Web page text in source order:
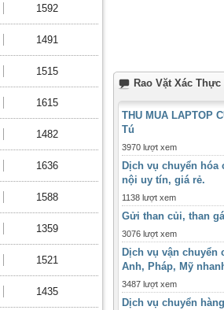
1592
1491
1515
1615
1482
1636
1588
1359
1521
1435
Rao Vặt Xác Thực
THU MUA LAPTOP
Tú
3970 lượt xem
Dịch vụ chuyển hóa
nội uy tín, giá rẻ.
1138 lượt xem
Gửi than củi, than
3076 lượt xem
Dịch vụ vận chuyển
Anh, Pháp, Mỹ
3487 lượt xem
Dịch vụ chuyển